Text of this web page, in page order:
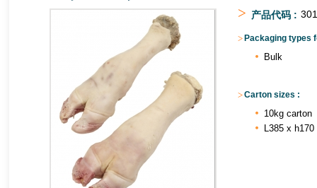
> 产品代码 :
> Packaging types
Bulk
>Carton sizes :
10kg carton
L385 x